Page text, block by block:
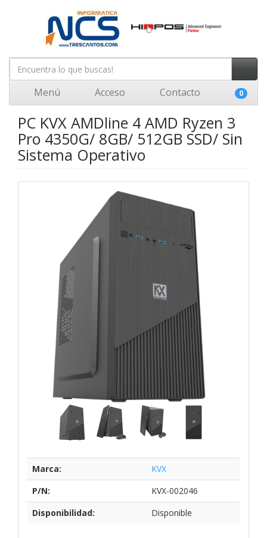
Menú Acceso Contacto 0
PC KVX AMDline 4 AMD Ryzen 3
Pro 4350G/ 8GB/ 512GB SSD/ Sin
Sistema Operativo
Marca:
KVX
P/N:
KVX-002046
Disponibilidad:
Disponible